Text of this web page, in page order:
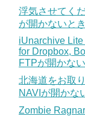
浮気させてく
が開かないと
iUnarchive
for Dropbox,
FTPが開かな
北海道をお取
NAVIが開かな
Zombie